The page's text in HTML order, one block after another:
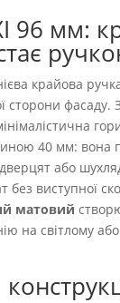
96 мм:
крайова
сторони фасаду.
40 мм: вона
або
без виступної
матовий
на світлому